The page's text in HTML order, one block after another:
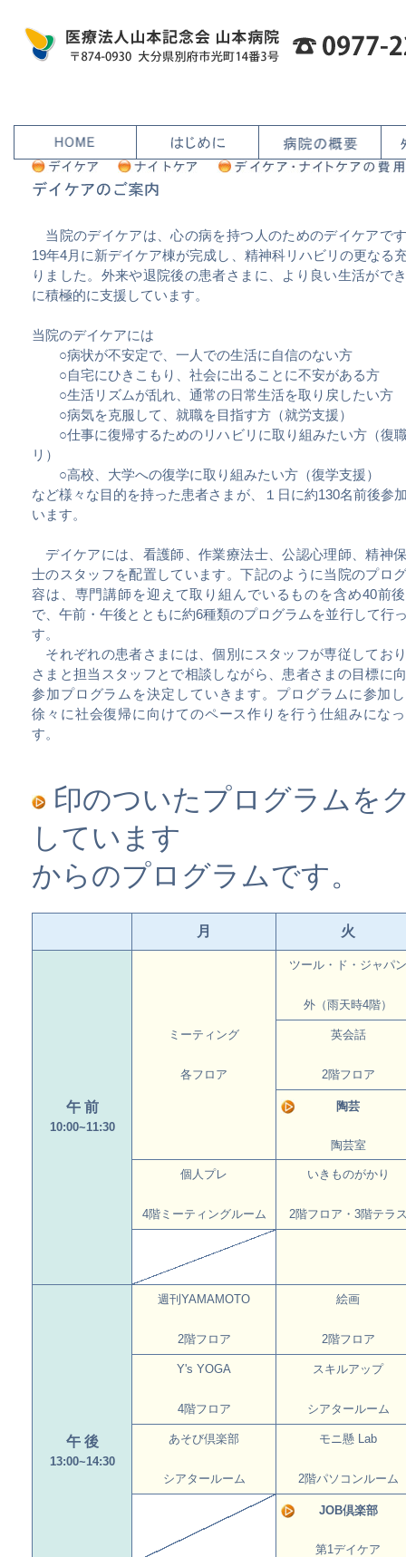
当院のデイケアは、心の病を持つ人のためのデイケアで
19年4月に新デイケア棟が完成し、精神科リハビリの更なる
りました。外来や退院後の患者さまに、より良い生活がで
に積極的に支援しています。
当院のデイケアには
○病状が不安定で、一人での生活に自信のない方
○自宅にひきこもり、社会に出ることに不安がある方
○生活リズムが乱れ、通常の日常生活を取り戻したい方
○病気を克服して、就職を目指す方（就労支援）
○仕事に復帰するためのリハビリに取り組みたい方（復
リ）
○高校、大学への復学に取り組みたい方（復学支援）
など様々な目的を持った患者さまが、１日に約130名前後参
います。
デイケアには、看護師、作業療法士、公認心理師、精神
士のスタッフを配置しています。下記のように当院のプロ
容は、専門講師を迎えて取り組んでいるものを含め40前
で、午前・午後とともに約6種類のプログラムを並行して行
す。
それぞれの患者さまには、個別にスタッフが専従してお
さまと担当スタッフとで相談しながら、患者さまの目標に
参加プログラムを決定していきます。プログラムに参加
徐々に社会復帰に向けてのペース作りを行う仕組みにな
す。
印のついたプログラムを
してい
からのプログラムです。
月 火
午 前
10:00~11:30
ミーティング
各フロア
ツール・ド・ジャパン
外（雨天時4階）
英会話
2階フロア
陶芸
陶芸室
個人プレ
4階ミーティングルーム
いきものがかり
2階フロア・3階テラ
午 後
13:00~14:30
週刊YAMAMOTO
2階フロア
絵画
2階フロア
Y's YOGA
4階フロア
スキルアップ
シアタールーム
あそび倶楽部
シアタールーム
モニ懸 Lab
2階パソコンルーム
JOB倶楽部
第1デイケア